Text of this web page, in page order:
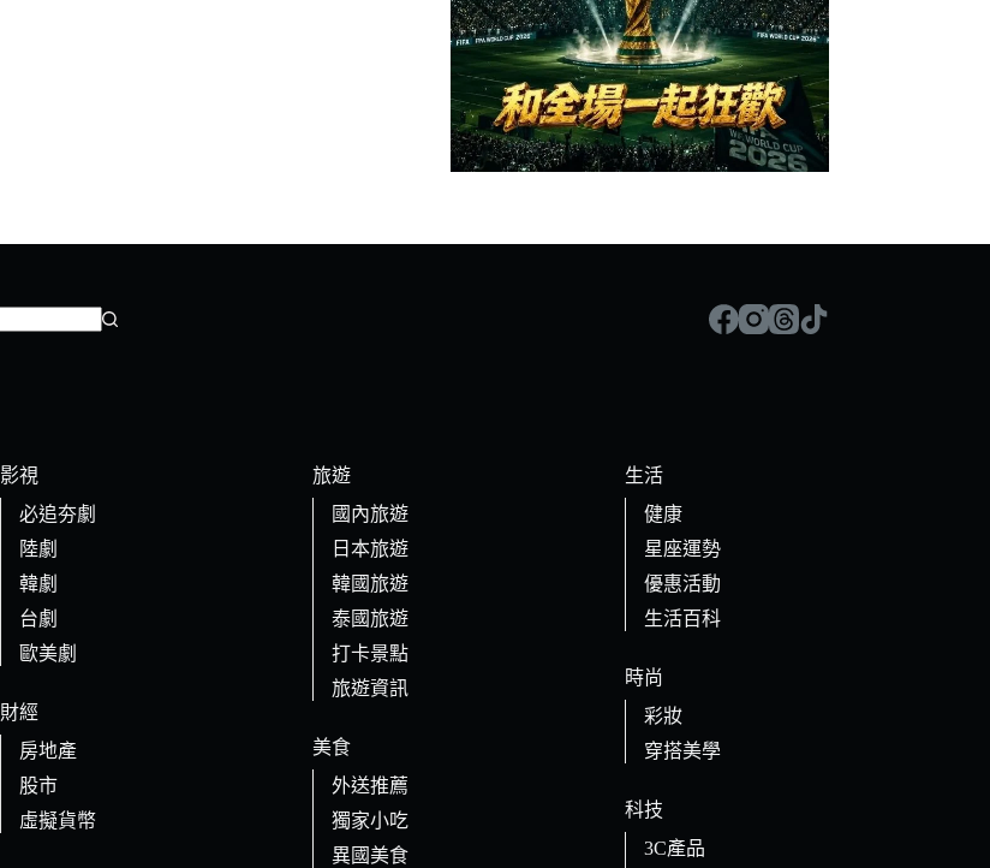
影視
必追夯劇
陸劇
韓劇
台劇
歐美劇
財經
房地產
股市
虛擬貨幣
旅遊
國內旅遊
日本旅遊
韓國旅遊
泰國旅遊
打卡景點
旅遊資訊
美食
外送推薦
獨家小吃
異國美食
生活
健康
星座運勢
優惠活動
生活百科
時尚
彩妝
穿搭美學
科技
3C產品